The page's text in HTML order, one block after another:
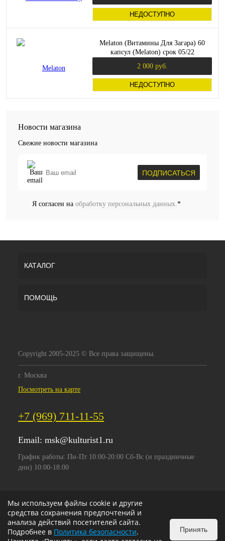
НЕДОСТУПНО
Melaton (Витамины Для Загара) 60
капсул (Melaton) срок 05/22
2 000 руб.
НЕДОСТУПНО
Новости магазина
Свежие новости магазина
ПОДПИСАТЬСЯ
Я согласен на обработку персональных данных. *
КАТАЛОГ
ПОМОЩЬ
Copyright 2005-2025 © Все права защищены.
г. Москва
Посмотреть на карте
+7 (969) 711-11-55
Email: msk@kulturist1.ru
График работы: Пн-Пт 10:00-20:00 Сб-Вс (и праздничные
дни) 10:00-18:00
Мы используем файлы cookie и другие
средства сохранения предпочтений и
анализа действий посетителей сайта.
Подробнее в Политика безопасности.
Принять